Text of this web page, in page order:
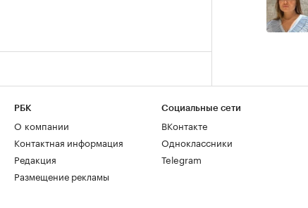
РБК
О компании
Контактная информация
Редакция
Размещение рекламы
Социальные сети
ВКонтакте
Одноклассники
Telegram